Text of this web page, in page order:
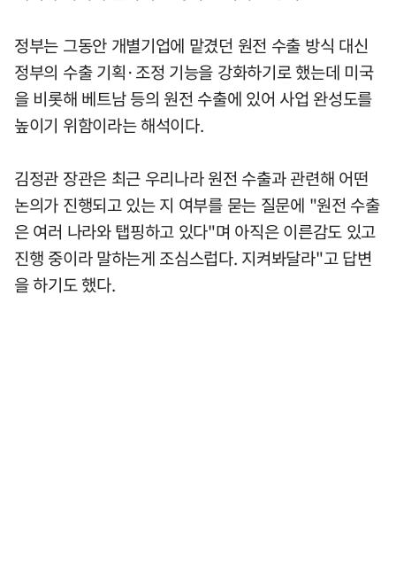
정부는 그동안 개별기업에 맡겼던 원전 수출 방식 대신
정부의 수출 기획·조정 기능을 강화하기로 했는데 미국
을 비롯해 베트남 등의 원전 수출에 있어 사업 완성도를
높이기 위함이라는 해석이다.
김정관 장관은 최근 우리나라 원전 수출과 관련해 어떤
논의가 진행되고 있는 지 여부를 묻는 질문에 "원전 수출
은 여러 나라와 탭핑하고 있다"며 아직은 이른감도 있고
진행 중이라 말하는게 조심스럽다. 지켜봐달라"고 답변
을 하기도 했다.